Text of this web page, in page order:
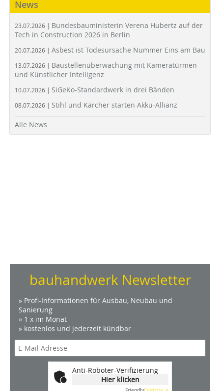
News
23.07.2026 | Bundesbauministerin Verena Hubertz auf der
Tech in Construction 2026 in Berlin
20.07.2026 | Asbest ist Todesursache Nummer Eins am Bau
13.07.2026 | Baustellenüberwachung mit Kameratürmen
und Künstlicher Intelligenz
10.07.2026 | SiGeKo-Standardwerk in drei Bänden
08.07.2026 | Stihl und Kärcher starten Akku-Allianz
Alle News
bauhandwerk Newsletter
» Profi-Informationen für Ausbau, Neubau und
Sanierung
» 1 x im Monat
» kostenlos und jederzeit kündbar
Anti-Roboter-Verifizierung
Hier klicken